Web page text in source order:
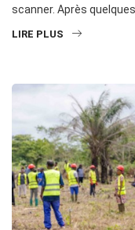
scanner. Après quelques
LIRE PLUS